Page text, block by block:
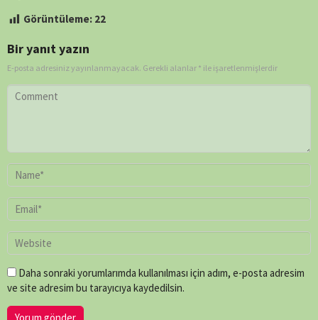
Görüntüleme: 22
Bir yanıt yazın
E-posta adresiniz yayınlanmayacak. Gerekli alanlar * ile işaretlenmişlerdir
Daha sonraki yorumlarımda kullanılması için adım, e-posta adresim
ve site adresim bu tarayıcıya kaydedilsin.